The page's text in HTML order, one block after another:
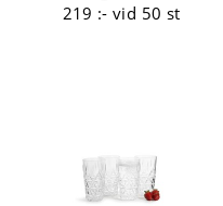
219 :-vid 50 st